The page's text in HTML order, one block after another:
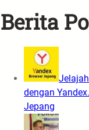
Berita
dengan
Jepang